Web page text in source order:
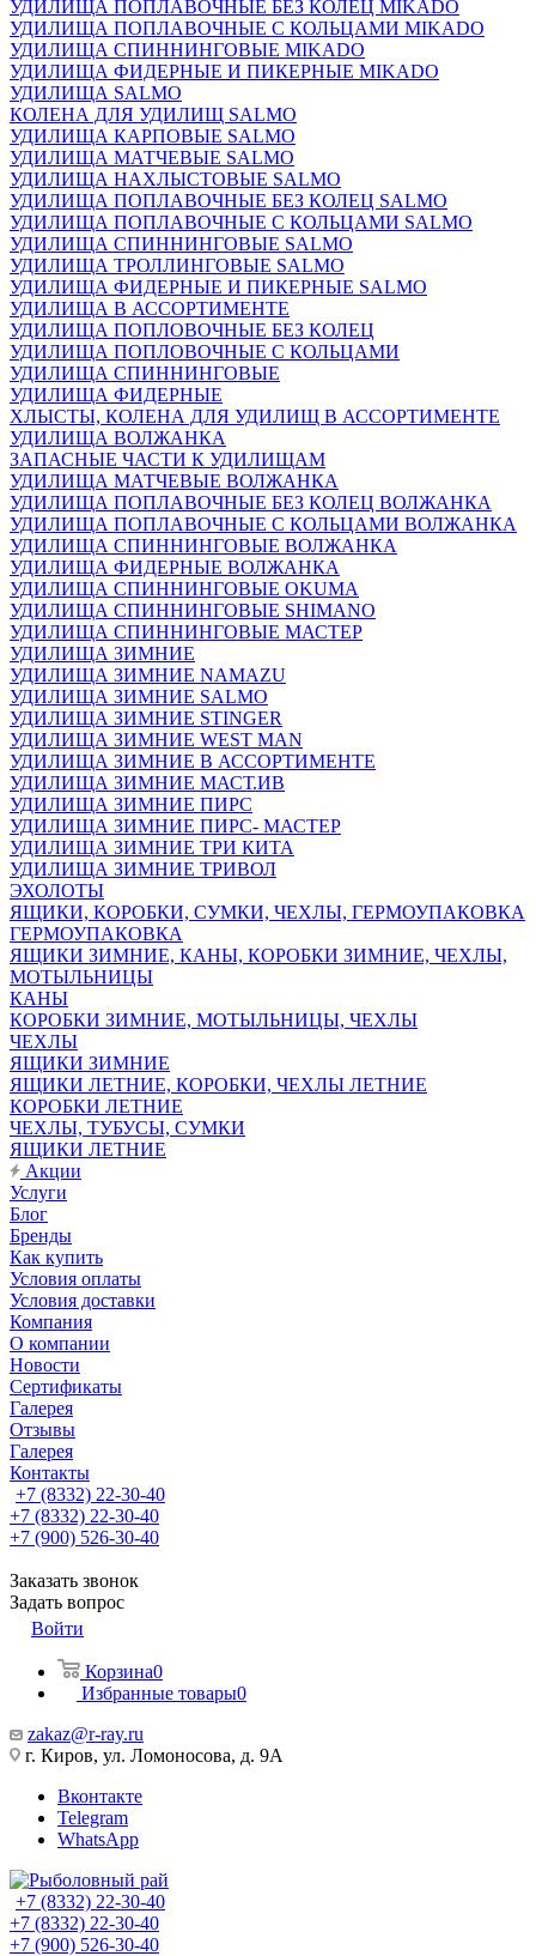
УДИЛИЩА ПОПЛАВОЧНЫЕ БЕЗ КОЛЕЦ MIKADO
УДИЛИЩА ПОПЛАВОЧНЫЕ С КОЛЬЦАМИ MIKADO
УДИЛИЩА СПИННИНГОВЫЕ MIKADO
УДИЛИЩА ФИДЕРНЫЕ И ПИКЕРНЫЕ MIKADO
УДИЛИЩА SALMO
КОЛЕНА ДЛЯ УДИЛИЩ SALMO
УДИЛИЩА КАРПОВЫЕ SALMO
УДИЛИЩА МАТЧЕВЫЕ SALMO
УДИЛИЩА НАХЛЫСТОВЫЕ SALMO
УДИЛИЩА ПОПЛАВОЧНЫЕ БЕЗ КОЛЕЦ SALMO
УДИЛИЩА ПОПЛАВОЧНЫЕ С КОЛЬЦАМИ SALMO
УДИЛИЩА СПИННИНГОВЫЕ SALMO
УДИЛИЩА ТРОЛЛИНГОВЫЕ SALMO
УДИЛИЩА ФИДЕРНЫЕ И ПИКЕРНЫЕ SALMO
УДИЛИЩА В АССОРТИМЕНТЕ
УДИЛИЩА ПОПЛОВОЧНЫЕ БЕЗ КОЛЕЦ
УДИЛИЩА ПОПЛОВОЧНЫЕ С КОЛЬЦАМИ
УДИЛИЩА СПИННИНГОВЫЕ
УДИЛИЩА ФИДЕРНЫЕ
ХЛЫСТЫ, КОЛЕНА ДЛЯ УДИЛИЩ В АССОРТИМЕНТЕ
УДИЛИЩА ВОЛЖАНКА
ЗАПАСНЫЕ ЧАСТИ К УДИЛИЩАМ
УДИЛИЩА МАТЧЕВЫЕ ВОЛЖАНКА
УДИЛИЩА ПОПЛАВОЧНЫЕ БЕЗ КОЛЕЦ ВОЛЖАНКА
УДИЛИЩА ПОПЛАВОЧНЫЕ С КОЛЬЦАМИ ВОЛЖАНКА
УДИЛИЩА СПИННИНГОВЫЕ ВОЛЖАНКА
УДИЛИЩА ФИДЕРНЫЕ ВОЛЖАНКА
УДИЛИЩА СПИННИНГОВЫЕ OKUMA
УДИЛИЩА СПИННИНГОВЫЕ SHIMANO
УДИЛИЩА СПИННИНГОВЫЕ МАСТЕР
УДИЛИЩА ЗИМНИЕ
УДИЛИЩА ЗИМНИЕ NAMAZU
УДИЛИЩА ЗИМНИЕ SALMO
УДИЛИЩА ЗИМНИЕ STINGER
УДИЛИЩА ЗИМНИЕ WEST MAN
УДИЛИЩА ЗИМНИЕ В АССОРТИМЕНТЕ
УДИЛИЩА ЗИМНИЕ МАСТ.ИВ
УДИЛИЩА ЗИМНИЕ ПИРС
УДИЛИЩА ЗИМНИЕ ПИРС- МАСТЕР
УДИЛИЩА ЗИМНИЕ ТРИ КИТА
УДИЛИЩА ЗИМНИЕ ТРИВОЛ
ЭХОЛОТЫ
ЯЩИКИ, КОРОБКИ, СУМКИ, ЧЕХЛЫ, ГЕРМОУПАКОВКА
ГЕРМОУПАКОВКА
ЯЩИКИ ЗИМНИЕ, КАНЫ, КОРОБКИ ЗИМНИЕ, ЧЕХЛЫ,
МОТЫЛЬНИЦЫ
КАНЫ
КОРОБКИ ЗИМНИЕ, МОТЫЛЬНИЦЫ, ЧЕХЛЫ
ЧЕХЛЫ
ЯЩИКИ ЗИМНИЕ
ЯЩИКИ ЛЕТНИЕ, КОРОБКИ, ЧЕХЛЫ ЛЕТНИЕ
КОРОБКИ ЛЕТНИЕ
ЧЕХЛЫ, ТУБУСЫ, СУМКИ
ЯЩИКИ ЛЕТНИЕ
Акции
Услуги
Блог
Бренды
Как купить
Условия оплаты
Условия доставки
Компания
О компании
Новости
Сертификаты
Галерея
Отзывы
Галерея
Контакты
+7 (8332) 22-30-40
+7 (8332) 22-30-40
+7 (900) 526-30-40
Заказать звонок
Задать вопрос
Войти
Корзина0
Избранные товары0
zakaz@r-ray.ru
г. Киров, ул. Ломоносова, д. 9А
Вконтакте
Telegram
WhatsApp
+7 (8332) 22-30-40
+7 (8332) 22-30-40
+7 (900) 526-30-40